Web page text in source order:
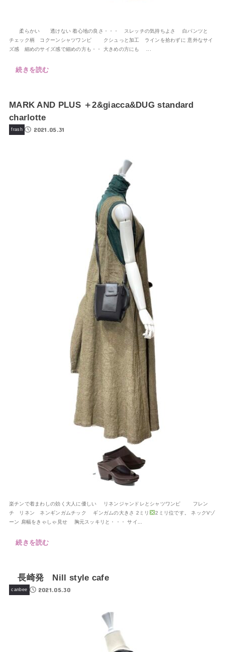
柔らかい 透けない 着心地の良さ・・・ スレッチの気持ちよさ 白パンツと
チェック柄 コクーンシャツワンピ クシュっと加工 ラインを拾わずに 意外なサイ
ズ感 細めのサイズ感で細めの方も・・ 大きめの方にも ...
続きを読む
MARK AND PLUS ＋2&giacca&DUG standard
charlotte
frash 2021.05.31
楽チンで着まわしの効く大人に優しい リネンジャンドレとシャツワンピ フレン
チ リネン ネンギンガムチック ギンガムの大きさ 2ミリ
2ミリ位です。 ネックVゾ
ーン 肩幅をきゃしゃ見せ 胸元スッキリと・・・ サイ...
続きを読む
長崎発 Nill style cafe
canbee 2021.05.30